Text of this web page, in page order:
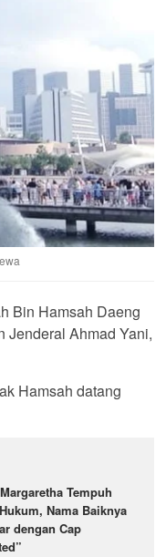
Bin Hamsah Daeng
Jenderal Ahmad Yani,
Hamsah datang
Tempuh
Nama Baiknya
dengan Cap